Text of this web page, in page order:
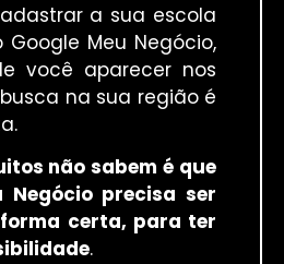
a sua escola
Meu Negócio,
você aparecer nos
na sua região é
não sabem é que
Negócio precisa ser
certa, para ter
.